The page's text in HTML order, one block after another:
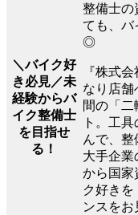
＼バイク好
き必見／未
経験からバ
イク整備士
を目指せ
る！
整備士の
ても、バ
◎
『株式
なり店舗
間の「
ト。工
んで、
大手企業
から国家
ク好き
ンスをお